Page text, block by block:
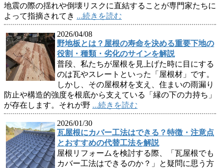
地震の際の揺れや倒壊リスクに直結することが専門家たちに
よって指摘されてき ...続きを読む
2026/04/08
野地板とは？屋根の寿命を決める重要下地の
役割・種類・劣化のサインを解説
普段、私たちが屋根を見上げた時に目にする
のは瓦やスレートといった「屋根材」です。
しかし、その屋根材を支え、住まいの雨漏り
防止や構造的強度を根底から支えている「縁の下の力持ち」
が存在します。それが野 ...続きを読む
2026/01/30
瓦屋根にカバー工法はできる？特徴・注意点
とおすすめの代替工法を解説
屋根リフォームを検討する際、「瓦屋根でも
カバー工法はできるのか？」と疑問に思う方